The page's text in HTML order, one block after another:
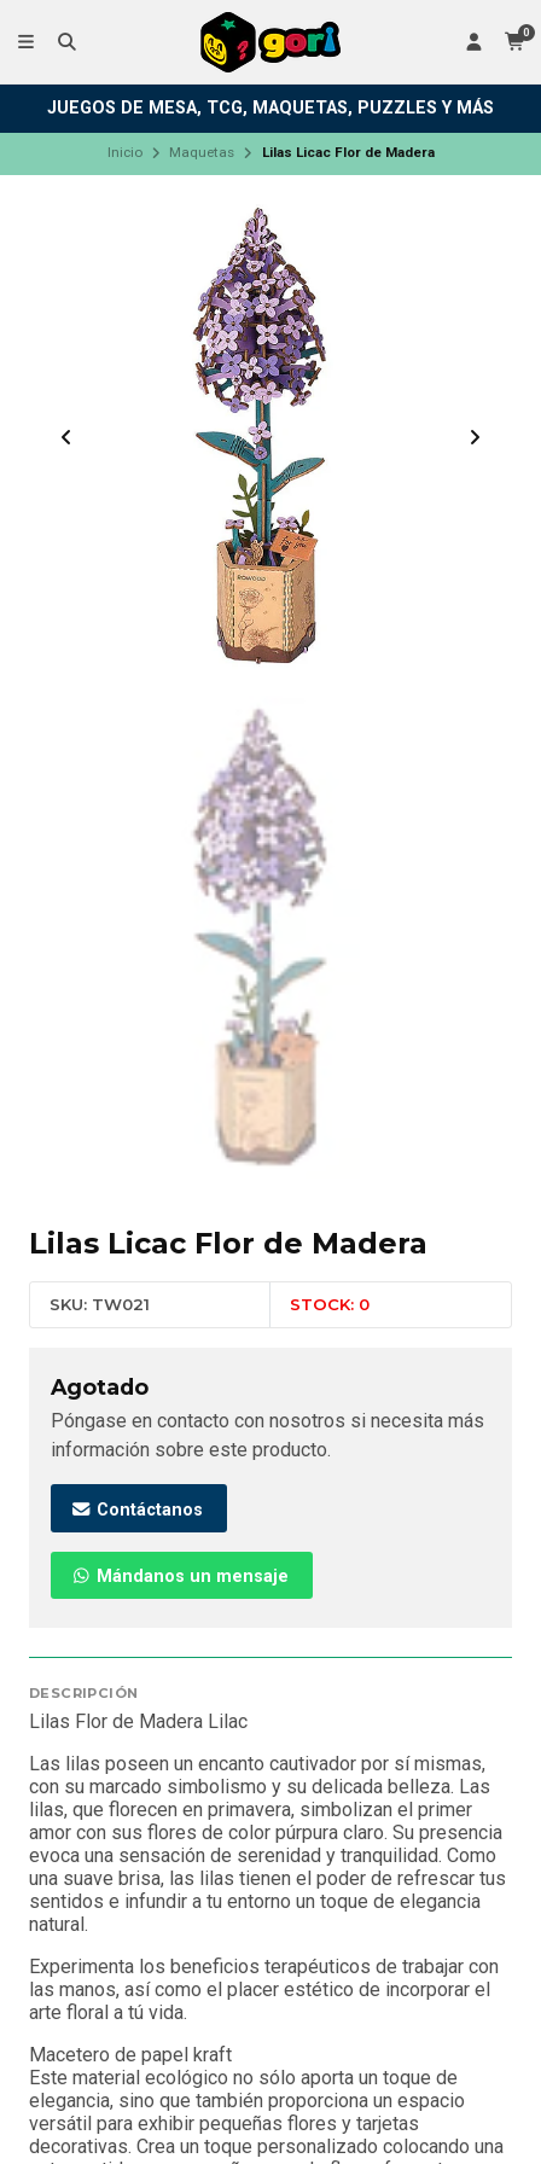
0
JUEGOS DE MESA, TCG, MAQUETAS, PUZZLES Y MÁS
Inicio Maquetas Lilas Licac Flor de Madera
Lilas Licac Flor de Madera
SKU: TW021 STOCK: 0
Agotado
Póngase en contacto con nosotros si necesita más
información sobre este producto.
Contáctanos
Mándanos un mensaje
DESCRIPCIÓN
Lilas Flor de Madera Lilac
Las lilas poseen un encanto cautivador por sí mismas,
con su marcado simbolismo y su delicada belleza. Las
lilas, que florecen en primavera, simbolizan el primer
amor con sus flores de color púrpura claro. Su presencia
evoca una sensación de serenidad y tranquilidad. Como
una suave brisa, las lilas tienen el poder de refrescar tus
sentidos e infundir a tu entorno un toque de elegancia
natural.
Experimenta los beneficios terapéuticos de trabajar con
las manos, así como el placer estético de incorporar el
arte floral a tú vida.
Macetero de papel kraft
Este material ecológico no sólo aporta un toque de
elegancia, sino que también proporciona un espacio
versátil para exhibir pequeñas flores y tarjetas
decorativas. Crea un toque personalizado colocando una